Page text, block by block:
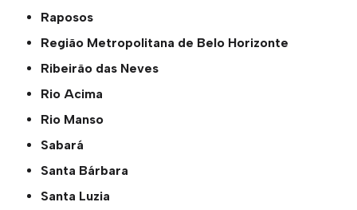
Raposos
Região Metropolitana de Belo Horizonte
Ribeirão das Neves
Rio Acima
Rio Manso
Sabará
Santa Bárbara
Santa Luzia